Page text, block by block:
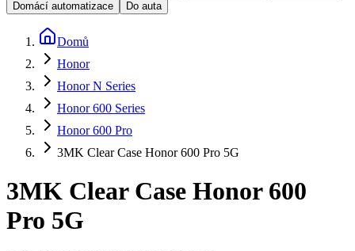
Domácí automatizace
Do auta
Domů
Honor
Honor N Series
Honor 600 Series
Honor 600 Pro
3MK Clear Case Honor 600 Pro 5G
3MK Clear Case Honor 600
Pro 5G